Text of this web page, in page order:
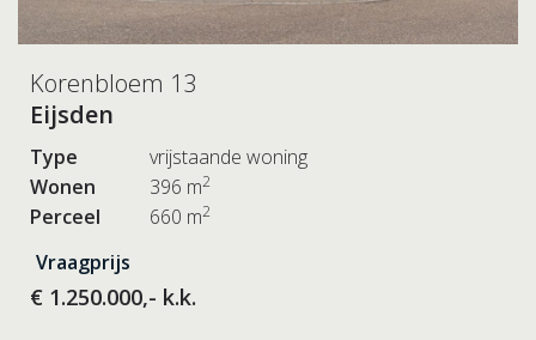
Korenbloem 13
Eijsden
Type
vrijstaande woning
Wonen
396 m2
Perceel 660 m2
Vraagprijs
€ 1.250.000,- k.k.